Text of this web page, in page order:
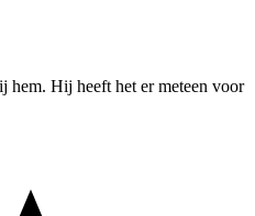
hem. Hij heeft het er meteen voor